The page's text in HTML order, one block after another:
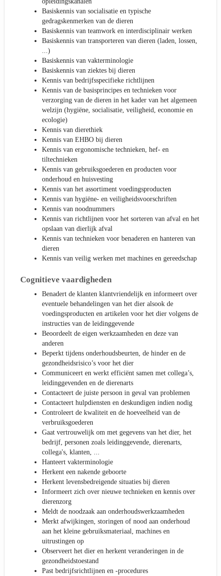
Basiskennis van socialisatie en typische
gedragskenmerken van de dieren
Basiskennis van teamwork en interdisciplinair werken
Basiskennis van transporteren van dieren (laden, lossen,
...)
Basiskennis van vakterminologie
Basiskennis van ziektes bij dieren
Kennis van bedrijfsspecifieke richtlijnen
Kennis van de basisprincipes en technieken voor
verzorging van de dieren in het kader van het algemeen
welzijn (hygiëne, socialisatie, veiligheid, economie en
ecologie)
Kennis van dierethiek
Kennis van EHBO bij dieren
Kennis van ergonomische technieken, hef- en
tiltechnieken
Kennis van gebruiksgoederen en producten voor
onderhoud en huisvesting
Kennis van het assortiment voedingsproducten
Kennis van hygiëne- en veiligheidsvoorschriften
Kennis van noodnummers
Kennis van richtlijnen voor het sorteren van afval en het
opslaan van dierlijk afval
Kennis van technieken voor benaderen en hanteren van
dieren
Kennis van veilig werken met machines en gereedschap
Cognitieve vaardigheden
Benadert de klanten klantvriendelijk en informeert over
eventuele behandelingen van het dier alsook de
voedingsproducten en artikelen voor het dier volgens de
instructies van de leidinggevende
Beoordeelt de eigen werkzaamheden en deze van
anderen
Beperkt tijdens onderhoudsbeurten, de hinder en de
gezondheidsrisico’s voor het dier
Communiceert en werkt efficiënt samen met collega’s,
leidinggevenden en de dierenarts
Contacteert de juiste persoon in geval van problemen
Contacteert hulpdiensten en deskundigen indien nodig
Controleert de kwaliteit en de hoeveelheid van de
verbruiksgoederen
Gaat vertrouwelijk om met gegevens van het dier, het
bedrijf, personen zoals leidinggevende, dierenarts,
collega's, klanten, ...
Hanteert vakterminologie
Herkent een nakende geboorte
Herkent levensbedreigende situaties bij dieren
Informeert zich over nieuwe technieken en kennis over
dierenzorg
Meldt de noodzaak aan onderhoudswerkzaamheden
Merkt afwijkingen, storingen of nood aan onderhoud
aan het kleine gebruiksmateriaal, machines en
uitrustingen op
Observeert het dier en herkent veranderingen in de
gezondheidstoestand
Past bedrijfsrichtlijnen en -procedures